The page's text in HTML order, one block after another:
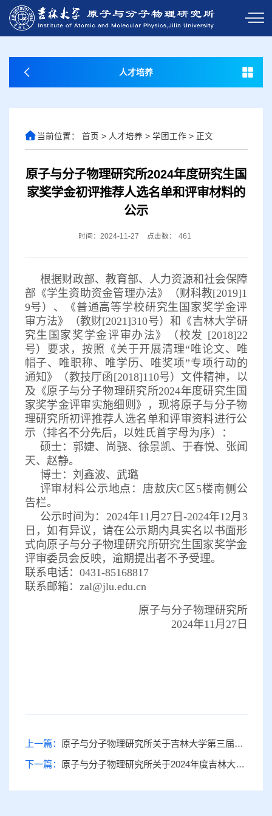
人才培养
当前位置： 首页 > 人才培养 > 学团工作 > 正文
原子与分子物理研究所2024年度研究生国
家奖学金初评推荐人选名单和评审材料的
公示
时间：2024-11-27 点击数： 461
根据财政部、教育部、人力资源和社会保障
部《学生资助资金管理办法》（财科教[2019]1
9号）、《普通高等学校研究生国家奖学金评
审方法》（教财[2021]310号）和《吉林大学研
究生国家奖学金评审办法》（校发 [2018]22
号）要求，按照《关于开展清理“唯论文、唯
帽子、唯职称、唯学历、唯奖项”专项行动的
通知》（教技厅函[2018]110号）文件精神，以
及《原子与分子物理研究所2024年度研究生国
家奖学金评审实施细则》，现将原子与分子物
理研究所初评推荐人选名单和评审资料进行公
示（排名不分先后，以姓氏首字母为序）：
硕士：郭婕、尚骁、徐景凯、于春悦、张闻
天、赵静。
博士：刘鑫波、武璐
评审材料公示地点：唐敖庆C区5楼南侧公
告栏。
公示时间为：2024年11月27日-2024年12月3
日，如有异议，请在公示期内具实名以书面形
式向原子与分子物理研究所研究生国家奖学金
评审委员会反映，逾期提出者不予受理。
联系电话：0431-85168817
联系邮箱：zal@jlu.edu.cn
原子与分子物理研究所
2024年11月27日
上一篇： 原子与分子物理研究所关于吉林大学第三届博士研究生“求实”奖学金拟推荐名单的公示
下一篇： 原子与分子物理研究所关于2024年度吉林大学研究生“中银基础学科奖学金”拟推荐名单的公示